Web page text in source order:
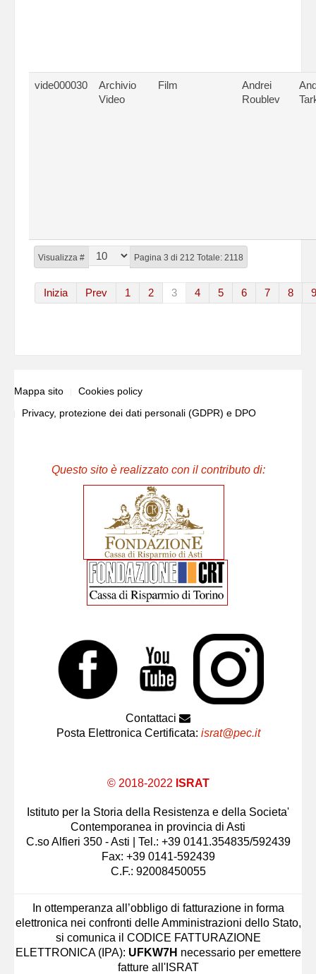
Visualizza # Pagina 3 di 212 Totale: 2118
Inizia Prev 1 2 3 4 5 6 7 8 9
vide000030
Archivio
Video
Film
Andrei
Roublev
Mappa sito
Cookies policy
Privacy, protezione dei dati personali (GDPR) e DPO
Questo sito è realizzato con il contributo di:
Contattaci
Posta Elettronica Certificata: israt@pec.it
© 2018-2022 ISRAT
Istituto per la Storia della Resistenza e della Societa'
Contemporanea in provincia di Asti
C.so Alfieri 350 - Asti | Tel.: +39 0141.354835/592439
Fax: +39 0141-592439
C.F.: 92008450055
In ottemperanza all’obbligo di fatturazione in forma
elettronica nei confronti delle Amministrazioni dello Stato,
si comunica il CODICE FATTURAZIONE
ELETTRONICA (IPA): UFKW7H necessario per emettere
fatture all'ISRAT